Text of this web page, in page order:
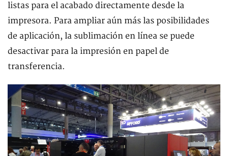
listas para el acabado directamente desde la
impresora. Para ampliar aún más las posibilidades
de aplicación, la sublimación en línea se puede
desactivar para la impresión en papel de
transferencia.